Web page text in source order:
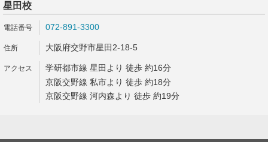
星田校
072-891-3300
大阪府交野市星田2-18-5
学研都市線 星田より 徒歩 約16分
京阪交野線 私市より 徒歩 約18分
京阪交野線 河内森より 徒歩 約19分